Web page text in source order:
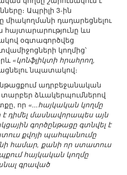
Ապրիլի 3-ին
միակողմանի դադարեցնելու
ևս
օգտագործվեց
կողմից՝
«կոնֆլիկտի հրահրող,
նպատակով։
ադրբեջանական
տարբեր ձևակերպումներով
որ «...հայկական կողմը
դիմել մասնավորապես այն
գործընթացը գտնվել է
քվոյի պահպանումը
համար, քանի որ ստատուս
հայկական կողմը
գրաված